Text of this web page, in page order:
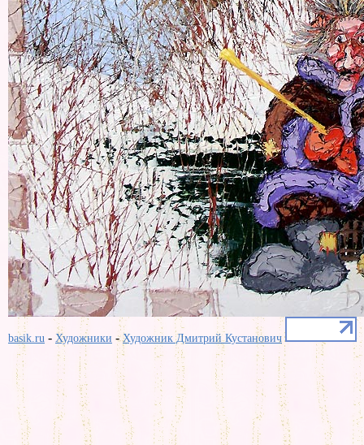
basik.ru - Художники -Художник Дмитрий Кустанович